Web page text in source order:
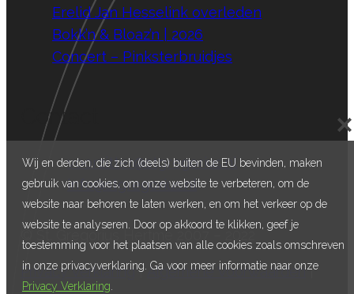
Erelid Jan Hesselink overleden
Bokk’n & Bloaz’n | 2026
Concert – Pinksterbruidjes
Contact
E:voorzitter@stgregorius.nl
E:info@stgregorius.nl
© St. Gregorius Hertme 2007 – 2022
Privacy Verklaring| Algemene Voorwaarden|
Wij en derden, die zich (deels) buiten de EU bevinden, maken
gebruik van cookies, om onze website te verbeteren, om de
website naar behoren te laten werken, en om het verkeer op de
website te analyseren. Door op akkoord te klikken, geef je
toestemming voor het plaatsen van alle cookies zoals omschreven
in onze privacyverklaring. Ga voor meer informatie naar onze
Privacy Verklaring